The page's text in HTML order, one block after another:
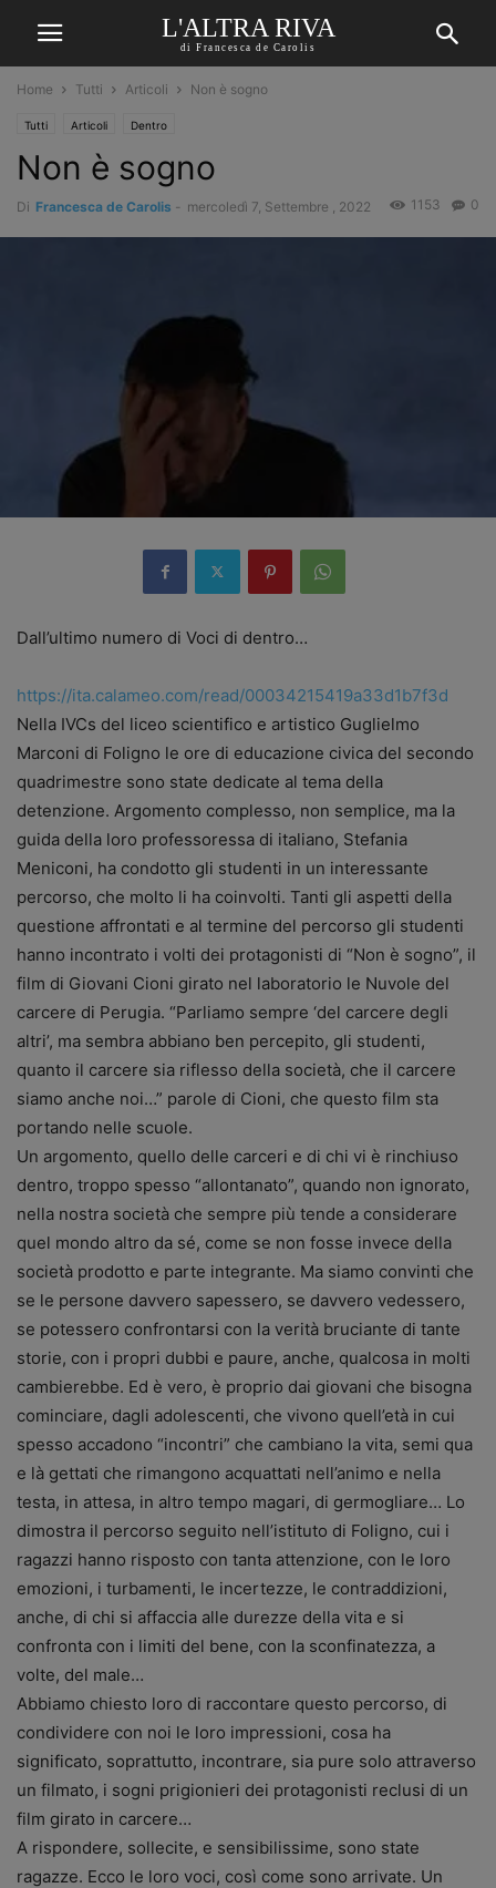
L'ALTRA RIVA
di Francesca de Carolis
Home Tutti Articoli Non è sogno
Tutti Articoli Dentro
Non è sogno
Di Francesca de Carolis - mercoledì 7, Settembre , 2022 0
1153
Dall’ultimo numero di Voci di dentro…
https://ita.calameo.com/read/00034215419a33d1b7f3d
Nella IVCs del liceo scientifico e artistico Guglielmo
Marconi di Foligno le ore di educazione civica del secondo
quadrimestre sono state dedicate al tema della
detenzione. Argomento complesso, non semplice, ma la
guida della loro professoressa di italiano, Stefania
Meniconi, ha condotto gli studenti in un interessante
percorso, che molto li ha coinvolti. Tanti gli aspetti della
questione affrontati e al termine del percorso gli studenti
hanno incontrato i volti dei protagonisti di “Non è sogno”, il
film di Giovani Cioni girato nel laboratorio le Nuvole del
carcere di Perugia. “Parliamo sempre ‘del carcere degli
altri’, ma sembra abbiano ben percepito, gli studenti,
quanto il carcere sia riflesso della società, che il carcere
siamo anche noi…” parole di Cioni, che questo film sta
portando nelle scuole.
Un argomento, quello delle carceri e di chi vi è rinchiuso
dentro, troppo spesso “allontanato”, quando non ignorato,
nella nostra società che sempre più tende a considerare
quel mondo altro da sé, come se non fosse invece della
società prodotto e parte integrante. Ma siamo convinti che
se le persone davvero sapessero, se davvero vedessero,
se potessero confrontarsi con la verità bruciante di tante
storie, con i propri dubbi e paure, anche, qualcosa in molti
cambierebbe. Ed è vero, è proprio dai giovani che bisogna
cominciare, dagli adolescenti, che vivono quell’età in cui
spesso accadono “incontri” che cambiano la vita, semi qua
e là gettati che rimangono acquattati nell’animo e nella
testa, in attesa, in altro tempo magari, di germogliare… Lo
dimostra il percorso seguito nell’istituto di Foligno, cui i
ragazzi hanno risposto con tanta attenzione, con le loro
emozioni, i turbamenti, le incertezze, le contraddizioni,
anche, di chi si affaccia alle durezze della vita e si
confronta con i limiti del bene, con la sconfinatezza, a
volte, del male…
Abbiamo chiesto loro di raccontare questo percorso, di
condividere con noi le loro impressioni, cosa ha
significato, soprattutto, incontrare, sia pure solo attraverso
un filmato, i sogni prigionieri dei protagonisti reclusi di un
film girato in carcere…
A rispondere, sollecite, e sensibilissime, sono state
ragazze. Ecco le loro voci, così come sono arrivate. Un